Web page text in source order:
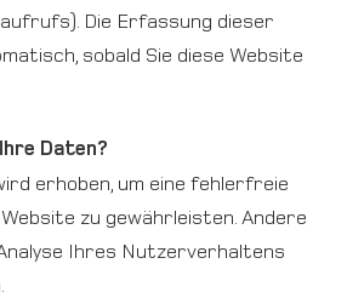
Die Erfassung dieser
sobald Sie diese Website
Daten?
erhoben, um eine fehlerfreie
zu gewährleisten. Andere
Ihres Nutzerverhaltens